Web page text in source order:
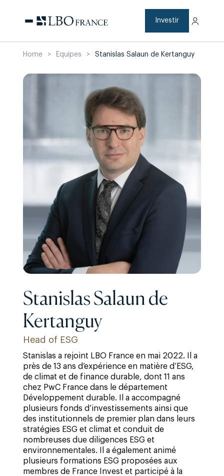
contenu
Investir
Home > Equipes > Stanislas Salaun de Kertanguy
Stanislas Salaun de
Kertanguy
Head of ESG
Stanislas a rejoint LBO France en mai 2022. Il a
près de 13 ans d’expérience en matière d’ESG,
de climat et de finance durable, dont 11 ans
chez PwC France dans le département
Développement durable. Il a accompagné
plusieurs fonds d’investissements ainsi que
des institutionnels de premier plan dans leurs
stratégies ESG et climat et conduit de
nombreuses due diligences ESG et
environnementales. Il a également animé
plusieurs formations ESG proposées aux
membres de France Invest et participé à la